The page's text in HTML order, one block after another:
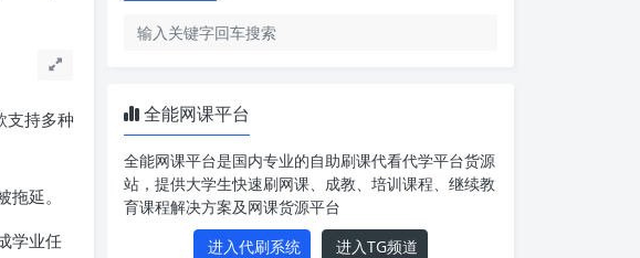
支持多种
延。
学业任
全能网课平台
全能网课平台是国内专业的自助刷课代看代学平台货源
站，提供大学生快速刷网课、成教、培训课程、继续教
育课程解决方案及网课货源平台
进入代刷系统
进入TG频道